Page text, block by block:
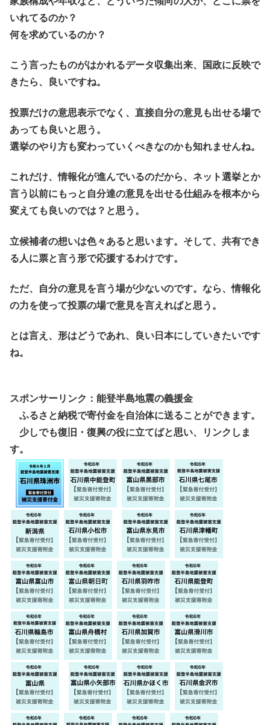
いれてるのか？
何を求めているのか？
こう言ったものがはかれるデータ収集出来、国政に反映で
きたら、良いですね。
投票だけの意思表示でなく、直接自分の意見も出せる場で
あっても良いと思う。
選挙のやり方も変わっていくべきなのかも知れませんね。
これだけ、情報化が進んでいるのだから、ネット選挙とか
言う以前にもっと自分達の意見を出せる仕組みを根本から
変えても良いのでは？と思う。
立候補者の想いは色々あると思います。そして、共有でき
る人に票と言う形で応援するわけです。
ただ、自分の意見を言う場が少ないのです。なら、情報化
の力を使って投票の場で意見を言えればと思う。
とは言え、形はどうであれ、良い日本にしていきたいです
ね。
スポンサーリンク：能登半島地震の義援金
ふるさと納税で寄付金を自治体に送ることができます。
少しでも復旧・復興の役に立てばと思い、リンクしま
す。